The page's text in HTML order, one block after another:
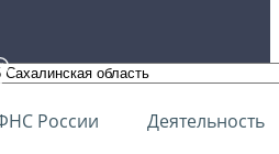
России Деятельность